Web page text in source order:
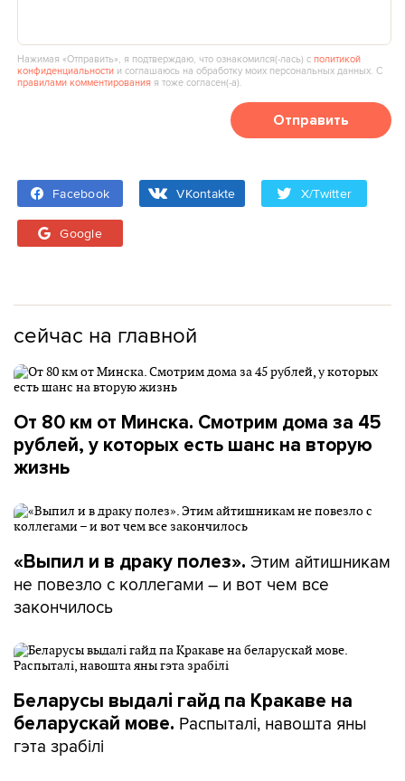
Нажимая «Отправить», я подтверждаю, что ознакомился(‑лась) сполитикой
конфиденциальности и соглашаюсь на обработку моих персональных данных. С
правилами комментирования я тоже согласен(‑а).
Отправить
Facebook VKontakte X/Twitter
Google
сейчас на главной
От 80 км от Минска. Смотрим дома за 45
рублей, у которых есть шанс на вторую
жизнь
«Выпил и в драку полез». Этим айтишникам
не повезло с коллегами – и вот чем все
закончилось
Беларусы выдалі гайд па Кракаве на
беларускай мове. Распыталі, навошта яны
гэта зрабілі